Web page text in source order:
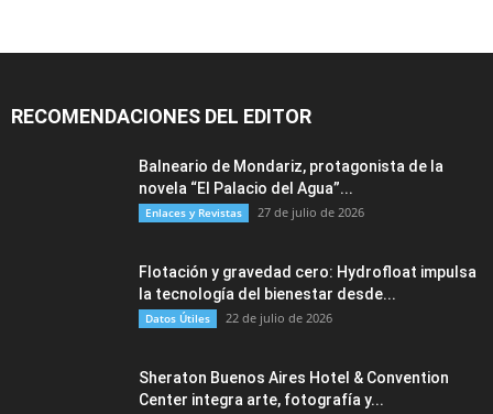
RECOMENDACIONES DEL EDITOR
Balneario de Mondariz, protagonista de la
novela “El Palacio del Agua”...
Enlaces y Revistas 27 de julio de 2026
Flotación y gravedad cero: Hydrofloat impulsa
la tecnología del bienestar desde...
Datos Útiles 22 de julio de 2026
Sheraton Buenos Aires Hotel & Convention
Center integra arte, fotografía y...